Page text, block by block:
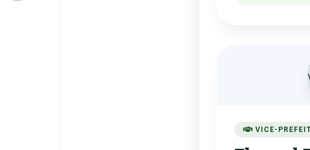
VICE-